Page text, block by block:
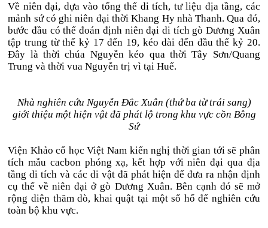
Về niên đại, dựa vào tổng thể di tích, tư liệu địa tầng, các
mảnh sứ có ghi niên đại thời Khang Hy nhà Thanh. Qua đó,
bước đầu có thể đoán định niên đại di tích gò Dương Xuân
tập trung từ thế kỷ 17 đến 19, kéo dài đến đầu thế kỷ 20.
Đây là thời chúa Nguyễn kéo qua thời Tây Sơn/Quang
Trung và thời vua Nguyễn trị vì tại Huế.
Nhà nghiên cứu Nguyễn Đắc Xuân (thứ ba từ trái sang)
giới thiệu một hiện vật đã phát lộ trong khu vực cồn Bông
Sứ
Viện Khảo cổ học Việt Nam kiến nghị thời gian tới sẽ phân
tích mẫu cacbon phóng xạ, kết hợp với niên đại qua địa
tầng di tích và các di vật đã phát hiện để đưa ra nhận định
cụ thể về niên đại ở gò Dương Xuân. Bên cạnh đó sẽ mở
rộng diện thăm dò, khai quật tại một số hố để nghiên cứu
toàn bộ khu vực.